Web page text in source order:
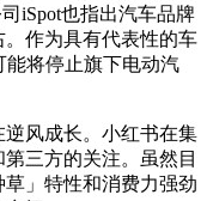
iSpot也指出汽车品牌
作为具有代表性的车
能将停止旗下电动汽
风成长。小红书在集
三方的关注。虽然目
」特性和消费力强劲